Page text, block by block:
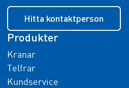
Hitta kontaktperson
Produkter
Kranar
Telfrar
Kundservice